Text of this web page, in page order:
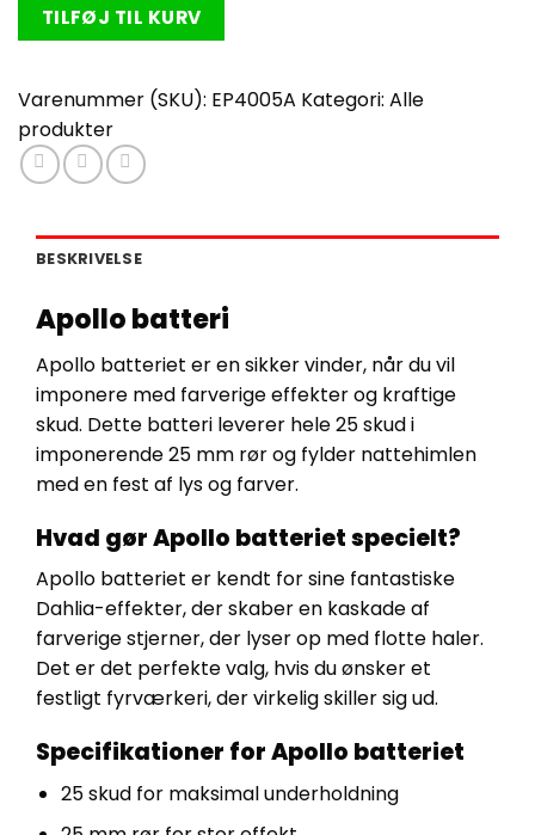
batteri
-
mm.
rør
antal
TILFØJ TIL KURV
Varenummer (SKU): EP4005A Kategori: Alle
produkter
BESKRIVELSE
Apollo batteri
Apollo batteriet er en sikker vinder, når du vil
imponere med farverige effekter og kraftige
skud. Dette batteri leverer hele 25 skud i
imponerende 25 mm rør og fylder nattehimlen
med en fest af lys og farver.
Hvad gør Apollo batteriet specielt?
Apollo batteriet er kendt for sine fantastiske
Dahlia-effekter, der skaber en kaskade af
farverige stjerner, der lyser op med flotte haler.
Det er det perfekte valg, hvis du ønsker et
festligt fyrværkeri, der virkelig skiller sig ud.
Specifikationer for Apollo batteriet
25 skud for maksimal underholdning